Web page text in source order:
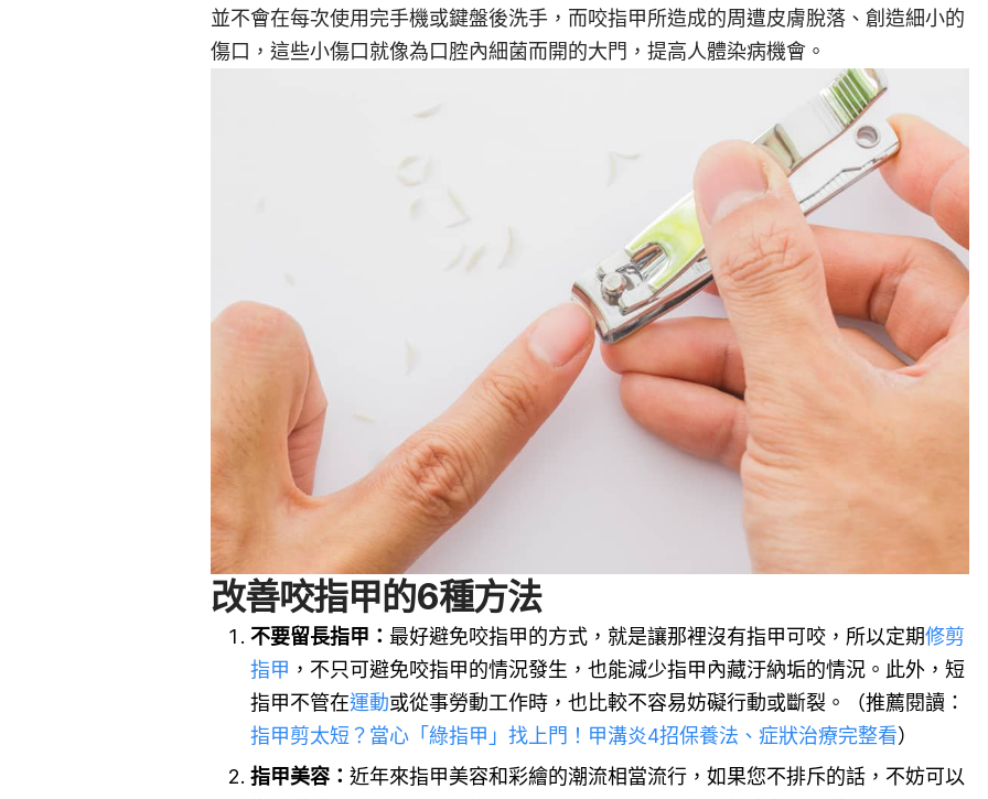
並不會在每次使用完手機或鍵盤後洗手，而咬指甲所造成的周遭皮膚脫落、創造細小的
傷口，這些小傷口就像為口腔內細菌而開的大門，提高人體染病機會。
改善咬指甲的6種方法
不要留長指甲： 最好避免咬指甲的方式，就是讓那裡沒有指甲可咬，所以定期修剪
指甲 ，不只可避免咬指甲的情況發生，也能減少指甲內藏汙納垢的情況。此外，短
指甲不管在運動或從事勞動工作時，也比較不容易妨礙行動或斷裂。（推薦閱讀：
指甲剪太短？當心「綠指甲」找上門！甲溝炎4招保養法、症狀治療完整看）
指甲美容： 近年來指甲美容和彩繪的潮流相當流行，如果您不排斥的話，不妨可以